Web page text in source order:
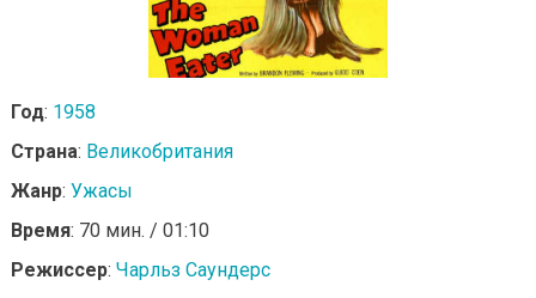
Год: 1958
Страна: Великобритания
Жанр: Ужасы
Время: 70 мин. / 01:10
Режиссер: Чарльз Саундерс